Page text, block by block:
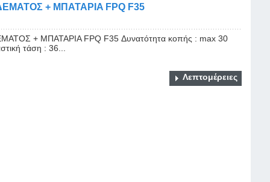
+ ΜΠΑΤΑΡΙA FPQ F35
+ ΜΠΑΤΑΡΙA FPQ F35 Δυνατότητα κοπής : max 30
τάση : 36...
Λεπτομέρειες